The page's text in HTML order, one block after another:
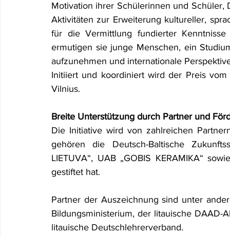
Motivation ihrer Schülerinnen und
Aktivitäten zur Erweiterung kultureller,
für die Vermittlung fundierter
ermutigen sie junge Menschen, ein
aufzunehmen und internationale
Initiiert und koordiniert wird der Preis
Vilnius.
Breite Unterstützung durch Partner und
Die Initiative wird von zahlreichen
gehören die Deutsch-Baltische
LIETUVA“, UAB „GOBIS KERAMIKA“
gestiftet hat.
Partner der Auszeichnung sind unter
Bildungsministerium, der litauische DAAD-
litauische Deutschlehrerverband.